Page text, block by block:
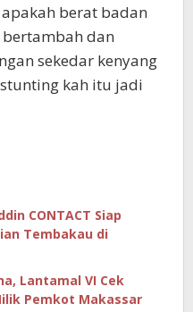
berat badan
dan
sekedar kenyang
kah itu jadi
CONTACT Siap
Tembakau di
Lantamal VI Cek
Pemkot Makassar